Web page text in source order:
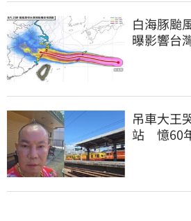
白海豚颱
曝影響台
吊車大王
站 憶60